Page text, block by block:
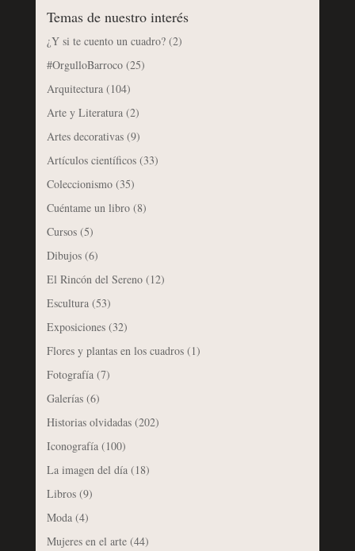
Temas de nuestro interés
¿Y si te cuento un cuadro?(2)
#OrgulloBarroco(25)
Arquitectura(104)
Arte y Literatura(2)
Artes decorativas(9)
Artículos científicos(33)
Coleccionismo(35)
Cuéntame un libro(8)
Cursos(5)
Dibujos(6)
El Rincón del Sereno(12)
Escultura(53)
Exposiciones(32)
Flores y plantas en los cuadros(1)
Fotografía(7)
Galerías(6)
Historias olvidadas(202)
Iconografía(100)
La imagen del día(18)
Libros(9)
Moda(4)
Mujeres en el arte(44)